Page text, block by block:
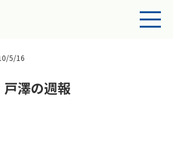
5/16
戸澤の週報